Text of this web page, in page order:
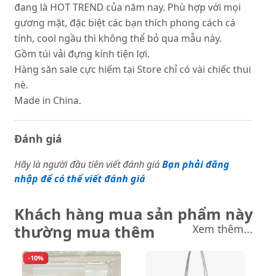
đang là HOT TREND của năm nay. Phù hợp với mọi
gương mặt, đặc biệt các bạn thích phong cách cá
tính, cool ngầu thì không thể bỏ qua mẫu này.
Gồm túi vải đựng kính tiện lợi.
Hàng săn sale cực hiếm tại Store chỉ có vài chiếc thui
nè.
Made in China.
Đánh giá
Hãy là người đầu tiên viết đánh giáBạn phải đăng
nhập để có thể viết đánh giá
Khách hàng mua sản phẩm này
thường mua thêm
Xem thêm...
-10%